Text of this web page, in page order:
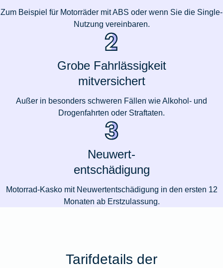
Zum Beispiel für Motorräder mit ABS oder wenn Sie die Single-
Nutzung vereinbaren.
Grobe Fahrlässigkeit
mitversichert
Außer in besonders schweren Fällen wie Alkohol- und
Drogenfahrten oder Straftaten.
Neuwert-
entschädigung
Motorrad-Kasko mit Neuwertentschädigung in den ersten 12
Monaten ab Erstzulassung.
Tarifdetails der